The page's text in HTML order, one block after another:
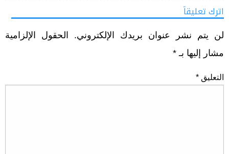
اترك تعليقاً
لن يتم نشر عنوان بريدك الإلكتروني.
الحقول الإلزامية
مشار إليها بـ *
التعليق *